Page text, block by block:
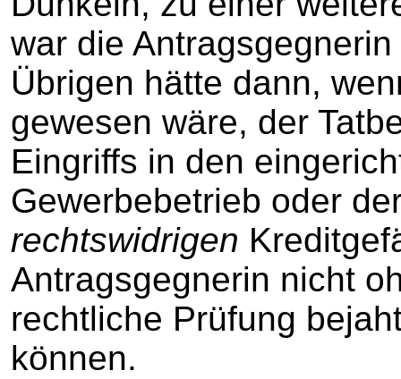
war die
Übrigen hätte dann,
gewesen wäre, der
Eingriffs in den
Gewerbebetrieb oder
rechtswidrigen
Antragsgegnerin nicht
rechtliche Prüfung
können.